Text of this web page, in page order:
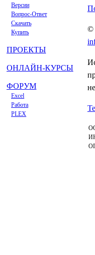
Версии
Вопрос-Ответ
Скачать
Купить
ПРОЕКТЫ
ОНЛАЙН-КУРСЫ
ФОРУМ
Excel
Работа
PLEX
©